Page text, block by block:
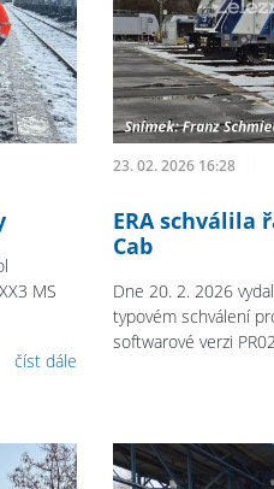
MS
číst dále
23. 02. 2026 16:28
ERA schválila
Cab
Dne 20. 2. 2026
typovém schválení
softwarové verzi